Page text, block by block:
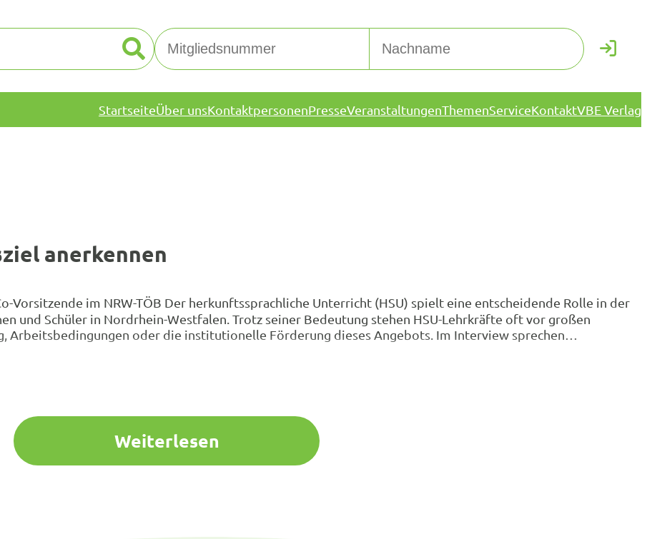
StartseiteÜber unsKontaktpersonenPresseVeranstaltungenThemenServiceKontaktVBE Verlag
anerkennen
Vorsitzende im NRW-TÖB Der herkunftssprachliche Unterricht (HSU) spielt eine entscheidende Rolle in der
und Schüler in Nordrhein-Westfalen. Trotz seiner Bedeutung stehen HSU-Lehrkräfte oft vor großen
Arbeitsbedingungen oder die institutionelle Förderung dieses Angebots. Im Interview sprechen…
Weiterlesen